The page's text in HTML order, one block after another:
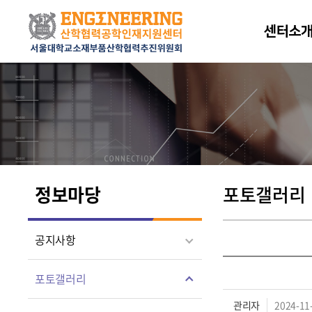
센터소
정보마당
공지사항
포토갤러리
포토갤러리
관리자 2024-